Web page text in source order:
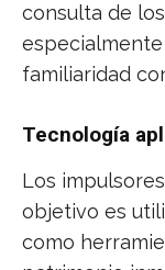
consulta de
familiaridad
Tecnología
Los
objetivo es
como